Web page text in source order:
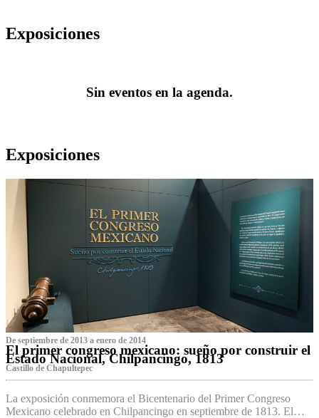
Exposiciones
Sin eventos en la agenda.
Exposiciones
De septiembre de 2013 a enero de 2014
El primer congreso mexicano: sueño por construir el
Estado Nacional, Chilpancingo, 1813
Castillo de Chapultepec
La exposición conmemora el Bicentenario del Primer Congreso
Mexicano celebrado en Chilpancingo en septiembre de 1813. El…